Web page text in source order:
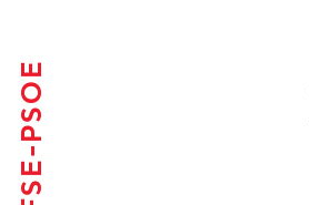
FSE-PSOE